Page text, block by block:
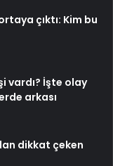
çıktı: Kim bu
vardı? İşte olay
arkası
dikkat çeken